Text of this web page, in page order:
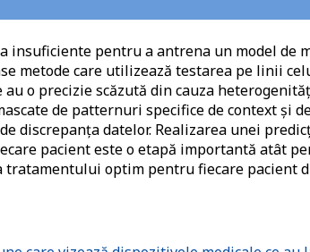
insuficiente pentru a antrena un model de
metode care utilizează testarea pe linii
o precizie scăzută din cauza
de patternuri specifice de context şi
discrepanţa datelor. Realizarea unei
pacient este o etapă importantă atât
tratamentului optim pentru fiecare pacient